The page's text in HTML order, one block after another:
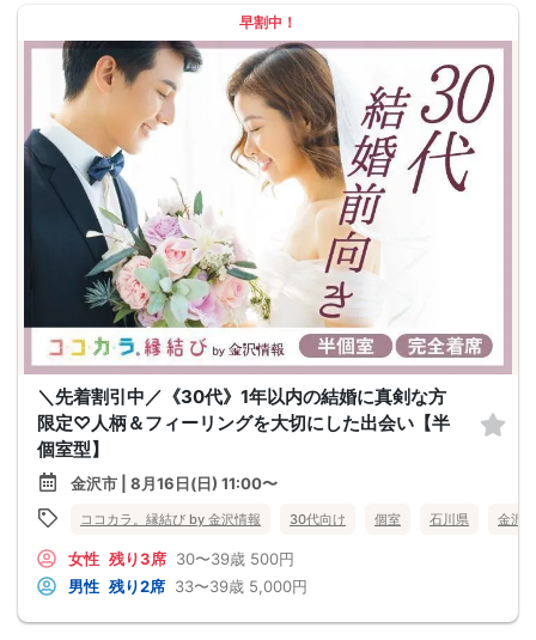
早割中！
＼先着割引中／《30代》1年以内の結婚に真剣な方
限定♡人柄＆フィーリングを大切にした出会い【半
個室型】
金沢市 | 8月16日(日) 11:00〜
ココカラ。縁結び by 金沢情報 30代向け 個室 石川県 金沢市
女性 残り3席 30〜39歳 500円
男性 残り2席 33〜39歳 5,000円